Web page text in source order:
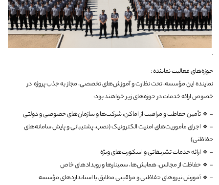
.
حوزه‌های فعالیت نماینده :
نماینده این مؤسسه، تحت نظارت و آموزش‌های تخصصی، مجاز به جذب پروژه در
خصوص ارائه خدمات در حوزه‌های زیر خواهند بود:
- 🔹 تأمین حفاظت و مراقبت از اماکن، شرکت‌ها و سازمان‌های خصوصی و دولتی
- 🔹 اجرای مأموریت‌های امنیت الکترونیک (نصب، پشتیبانی و پایش سامانه‌های
حفاظتی)
- 🔹 ارائه خدمات تشریفاتی و اسکورت‌های ویژه
- 🔹 حفاظت از مجالس، همایش‌ها، سمینارها و رویدادهای خاص
- 🔹 آموزش نیروهای حفاظتی و مراقبتی مطابق با استانداردهای مؤسسه